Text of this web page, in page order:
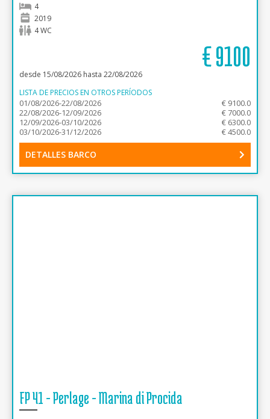
4
2019
4 WC
€9100
desde 15/08/2026 hasta 22/08/2026
LISTA DE PRECIOS EN OTROS PERÍODOS
01/08/2026-22/08/2026
€ 9100.0
22/08/2026-12/09/2026
€ 7000.0
12/09/2026-03/10/2026
€ 6300.0
03/10/2026-31/12/2026
€ 4500.0
DETALLES BARCO
FP 41 - Perlage - Marina di Procida